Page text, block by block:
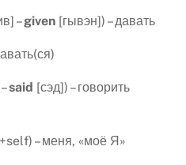
–given [гывэн]) – давать
said [сэд]) – говорить
– меня, «моё Я»